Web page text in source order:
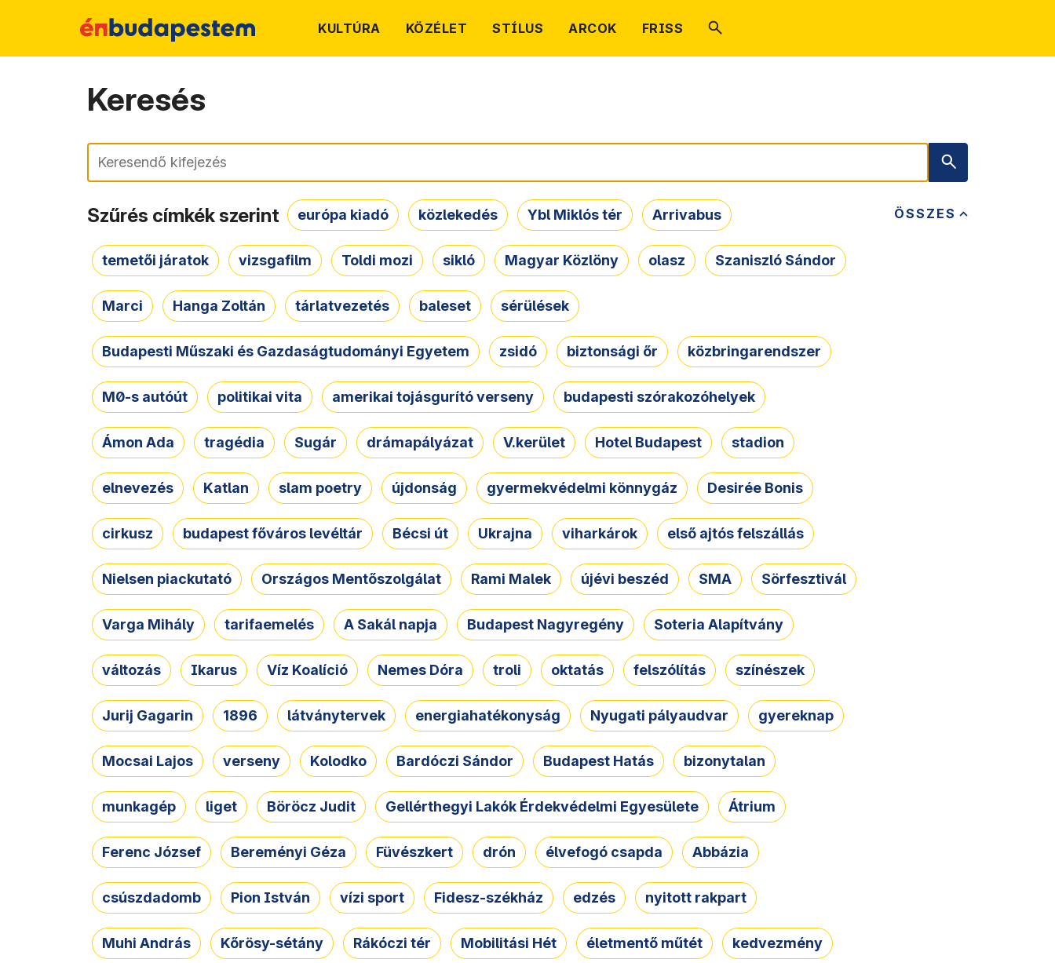
KULTÚRA KÖZÉLET STÍLUS ARCOK FRISS
Keresés
Keresés
ÖSSZES
Szűrés címkék szerint európa kiadó közlekedés Ybl Miklós tér Arrivabus
temetői járatok vizsgafilm Toldi mozi sikló Magyar Közlöny olasz Szaniszló Sándor
Marci Hanga Zoltán tárlatvezetés baleset sérülések
Budapesti Műszaki és Gazdaságtudományi Egyetem zsidó biztonsági őr közbringarendszer
M0-s autóút politikai vita amerikai tojásgurító verseny budapesti szórakozóhelyek
Ámon Ada tragédia Sugár drámapályázat V.kerület Hotel Budapest stadion
elnevezés Katlan slam poetry újdonság gyermekvédelmi könnygáz Desirée Bonis
cirkusz budapest főváros levéltár Bécsi út Ukrajna viharkárok első ajtós felszállás
Nielsen piackutató Országos Mentőszolgálat Rami Malek újévi beszéd SMA Sörfesztivál
Varga Mihály tarifaemelés A Sakál napja Budapest Nagyregény Soteria Alapítvány
változás Ikarus Víz Koalíció Nemes Dóra troli oktatás felszólítás színészek
Jurij Gagarin 1896 látványtervek energiahatékonyság Nyugati pályaudvar gyereknap
Mocsai Lajos verseny Kolodko Bardóczi Sándor Budapest Hatás bizonytalan
munkagép liget Böröcz Judit Gellérthegyi Lakók Érdekvédelmi Egyesülete Átrium
Ferenc József Bereményi Géza Füvészkert drón élvefogó csapda Abbázia
csúszdadomb Pion István vízi sport Fidesz-székház edzés nyitott rakpart
Muhi András Kőrösy-sétány Rákóczi tér Mobilitási Hét életmentő műtét kedvezmény